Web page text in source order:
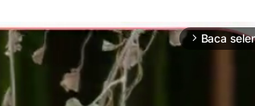
arrow_forward_ios Baca